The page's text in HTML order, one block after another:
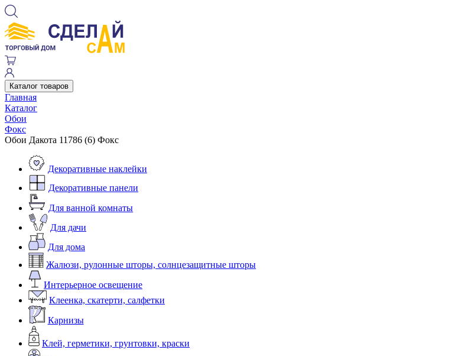
Каталог товаров
Главная
Каталог
Обои
Фокс
Обои Дакота 11786 (6) Фокс
Декоративные наклейки
Декоративные панели
Для ванной комнаты
Для дачи
Для дома
Жалюзи, рулонные шторы, солнцезащитные шторы
Интерьерное освещение
Клеенка, скатерти, салфетки
Карнизы
Клей, герметики, грунтовки, краски